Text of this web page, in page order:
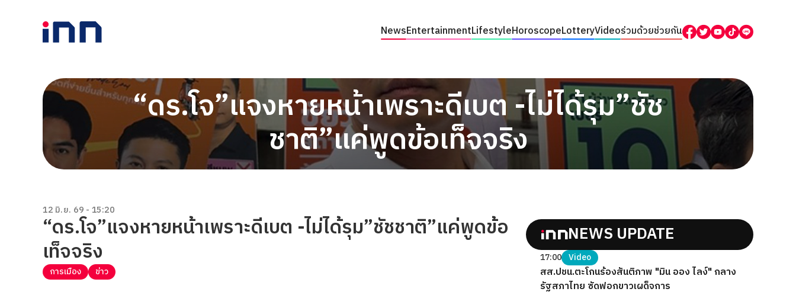
NewsEntertainmentLifestyleHoroscopeLotteryVideoร่วมด้วยช่วยกัน
“ดร.โจ”แจงหายหน้าเพราะดีเบต -ไม่ได้รุม”ชัช
ชาติ”แค่พูดข้อเท็จจริง
12 มิ.ย. 69 - 15:20
“ดร.โจ”แจงหายหน้าเพราะดีเบต -ไม่ได้รุม”ชัชชาติ”แค่พูดข้อ
เท็จจริง
การเมือง ข่าว
NEWS UPDATE
17:00 Video
สส.ปชน.ตะโกนร้องสันติภาพ "มิน ออง ไลง์" กลาง
รัฐสภาไทย ซัดฟอกขาวเผด็จการ